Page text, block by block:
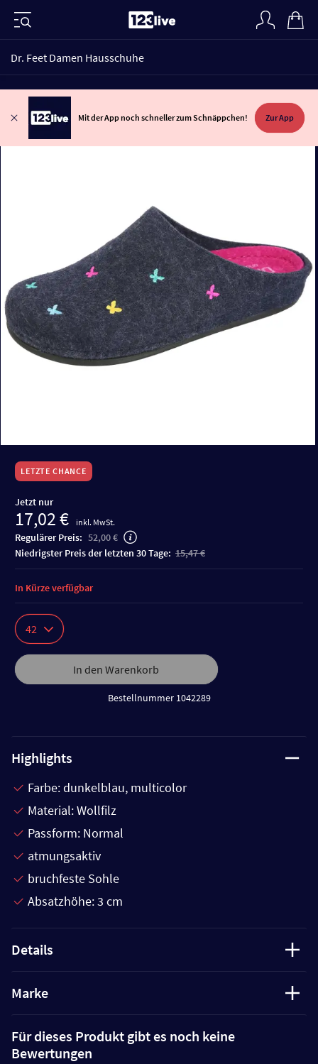
Dr. Feet Damen Hausschuhe
Mit der App noch schneller zum Schnäppchen! Zur App
LETZTE CHANCE
Jetzt nur
17,02 € inkl. MwSt.
Regulärer Preis: 52,00 €
niedrigster Preis der letzten 30 Tage: 15,47 €
42
In den Warenkorb
Bestellnummer 1042289
In Kürze verfügbar
Highlights
Farbe: dunkelblau, multicolor
Material: Wollfilz
Passform: Normal
atmungsaktiv
bruchfeste Sohle
Absatzhöhe: 3 cm
Details
Marke
Für dieses Produkt gibt es noch keine
Bewertungen